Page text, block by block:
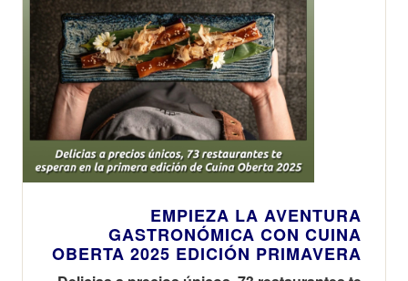
EMPIEZA LA AVENTURA
GASTRONÓMICA CON CUINA
OBERTA 2025 EDICIÓN PRIMAVERA